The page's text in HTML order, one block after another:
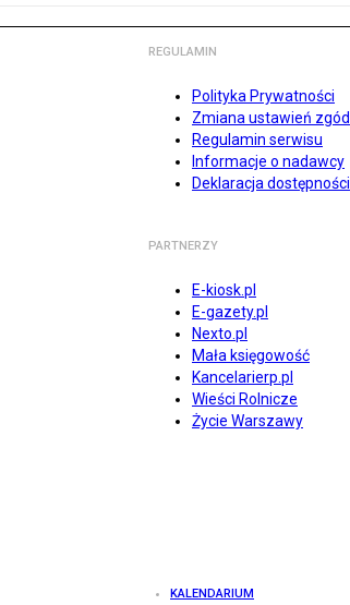
REGULAMIN
Polityka Prywatności
Zmiana ustawień zgód
Regulamin serwisu
Informacje o nadawcy
Deklaracja dostępności
PARTNERZY
E-kiosk.pl
E-gazety.pl
Nexto.pl
Mała księgowość
Kancelarierp.pl
Wieści Rolnicze
Życie Warszawy
KALENDARIUM